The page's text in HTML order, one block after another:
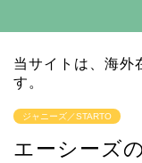
当サイトは、海外
す。
ジャニーズ／STARTO
エーシーズ